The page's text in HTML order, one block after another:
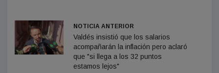
NOTICIA ANTERIOR
Valdés insistió que los salarios
acompañarán la inflación pero aclaró
que "si llega a los 32 puntos
estamos lejos"